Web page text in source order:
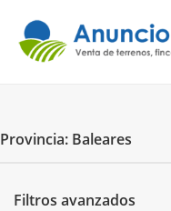
Provincia: Baleares
Filtros avanzados